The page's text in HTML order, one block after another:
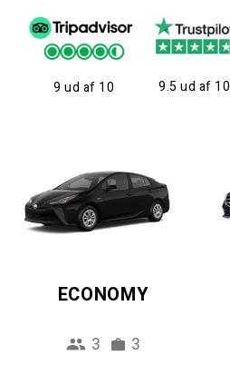
9 ud af 10 9.5 ud af 10
ECONOMY
3 3